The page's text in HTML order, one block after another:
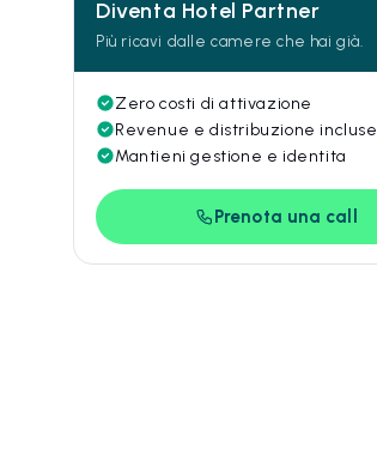
Diventa Hotel Partner
Più ricavi dalle camere che hai già.
Zero costi di attivazione
Revenue e distribuzione incluse
Mantieni gestione e identita
Prenota una call